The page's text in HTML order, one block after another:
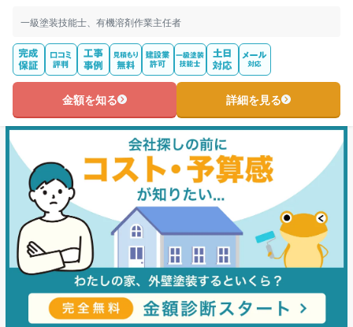
一級塗装技能士、有機溶剤作業主任者
金額を知る 詳細を見る